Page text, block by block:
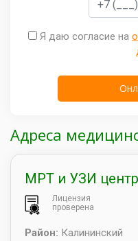
Я даю согласие на
Адреса
МРТ и УЗИ
Лицензия
проверена
Район: Калининский